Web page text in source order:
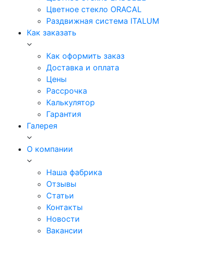
Цветное стекло ORACAL
Раздвижная система ITALUM
Как заказать
Как оформить заказ
Доставка и оплата
Цены
Рассрочка
Калькулятор
Гарантия
Галерея
О компании
Наша фабрика
Отзывы
Статьи
Контакты
Новости
Вакансии